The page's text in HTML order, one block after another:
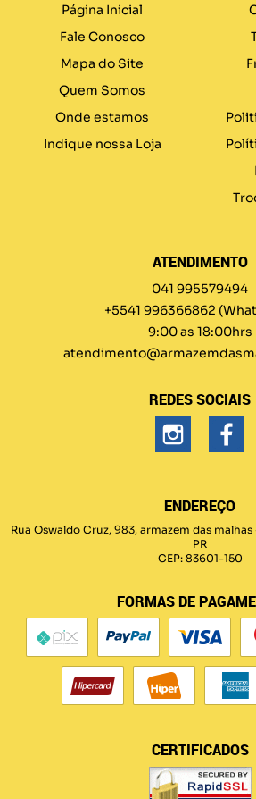
Página Inicial
Fale Conosco
Mapa do Site
Quem Somos
Onde estamos
Indique nossa Loja
ATENDIMENTO
041 995579494
+5541 996366862
9:00 as 18:00hrs
REDES SOCIAIS
ENDEREÇO
Rua Oswaldo Cruz, 983, armazem das malhas
PR
CEP: 83601-150
FORMAS DE
CERTIFICADOS